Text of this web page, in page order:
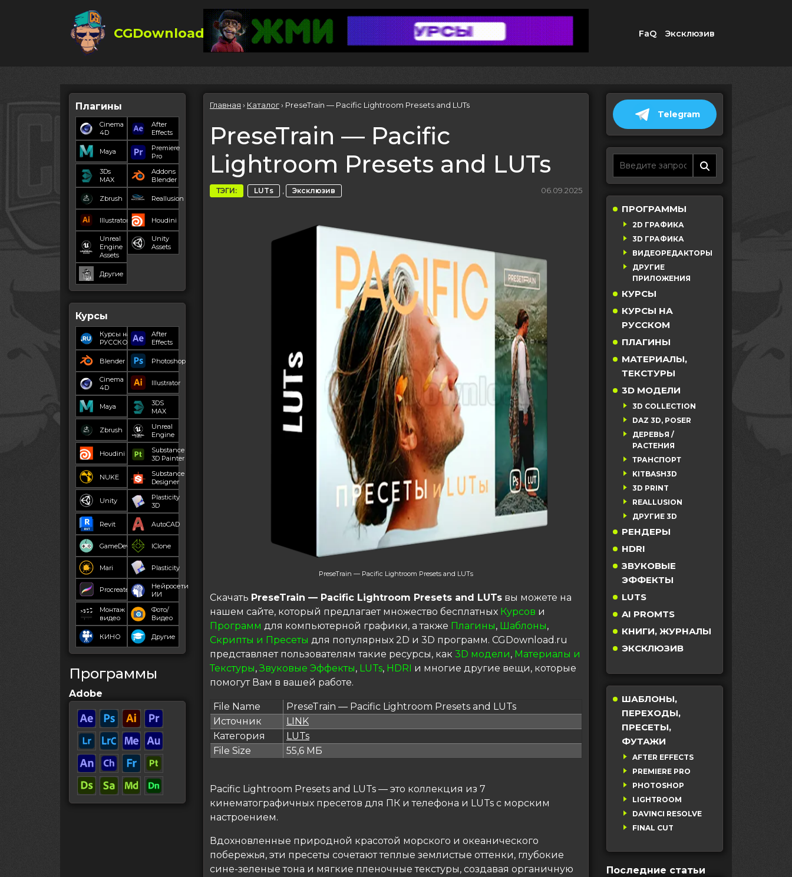
CGDownload FaQ Эксклюзив
Плагины
Cinema
4D
After
Effects
Maya
Premiere
Pro
3Ds
MAX
Addons
Blender
Zbrush Reallusion
Illustrator Houdini
Unreal
Engine
Assets
Unity
Assets
Другие
Курсы
Курсы на
РУССКОМ
After
Effects
Blender Photoshop
Cinema
4D
Illustrator
Maya
3DS
MAX
Zbrush
Unreal
Engine
Houdini
Substance
3D Painter
NUKE
Substance
Designer
Unity
Plasticity
3D
Revit AutoCAD
GameDev IClone
Mari Plasticity
Procreate
Нейросети
ИИ
Монтаж
видео
Фото/
Видео
КИНО Другие
Программы
Adobe
Главная › Каталог› PreseTrain — Pacific Lightroom Presets and LUTs
PreseTrain — Pacific
Lightroom Presets and LUTs
ТЭГИ: LUTs , Эксклюзив 06.09.2025
PreseTrain — Pacific Lightroom Presets and LUTs
Скачать PreseTrain — Pacific Lightroom Presets and LUTs вы можете на
нашем сайте, который предлагает множество бесплатных Курсов и
Программ для компьютерной графики, а также Плагины, Шаблоны,
Скрипты и Пресеты для популярных 2D и 3D программ. CGDownload.ru
представляет пользователям такие ресурсы, как 3D модели, Материалы и
Текстуры,Звуковые Эффекты, LUTs, HDRI и многие другие вещи, которые
помогут Вам в вашей работе.
File Name
PreseTrain — Pacific Lightroom Presets and LUTs
Источник
LINK
Категория
LUTs
File Size
55,6 МБ
Pacific Lightroom Presets and LUTs — это коллекция из 7
кинематографичных пресетов для ПК и телефона и LUTs с морским
настроением.
Вдохновленные природной красотой морского и океанического
побережья, эти пресеты сочетают теплые землистые оттенки, глубокие
сине-зеленые тона и мягкие пленочные текстуры, создавая органичную
Telegram
ПРОГРАММЫ
2D ГРАФИКА
3D ГРАФИКА
ВИДЕОРЕДАКТОРЫ
ДРУГИЕ
ПРИЛОЖЕНИЯ
КУРСЫ
КУРСЫ НА
РУССКОМ
ПЛАГИНЫ
МАТЕРИАЛЫ,
ТЕКСТУРЫ
3D МОДЕЛИ
3D COLLECTION
DAZ 3D, POSER
ДЕРЕВЬЯ /
РАСТЕНИЯ
ТРАНСПОРТ
KITBASH3D
3D PRINT
REALLUSION
ДРУГИЕ 3D
РЕНДЕРЫ
HDRI
ЗВУКОВЫЕ
ЭФФЕКТЫ
LUTS
AI PROMTS
КНИГИ, ЖУРНАЛЫ
ЭКСКЛЮЗИВ
ШАБЛОНЫ,
ПЕРЕХОДЫ,
ПРЕСЕТЫ,
ФУТАЖИ
AFTER EFFECTS
PREMIERE PRO
PHOTOSHOP
LIGHTROOM
DAVINCI RESOLVE
FINAL CUT
Последние статьи